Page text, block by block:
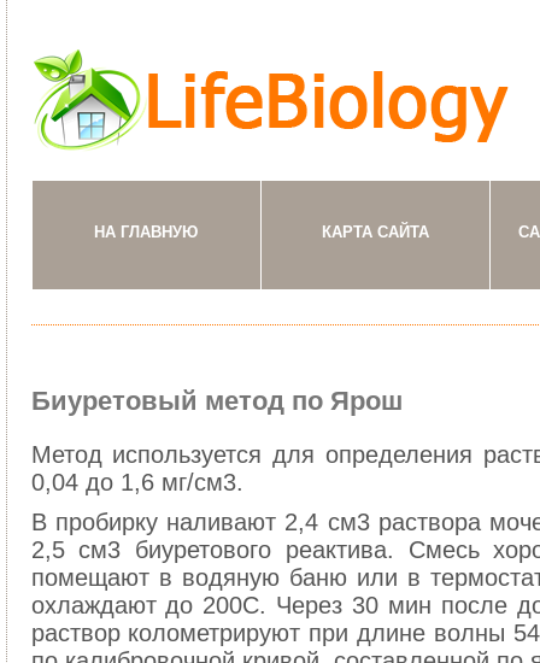
НА ГЛАВНУЮ КАРТА САЙТА
Биуретовый метод по Ярош
Метод используется для определения
0,04 до 1,6 мг/см3.
В пробирку наливают 2,4 см3 раствора
2,5 см3 биуретового реактива. Смесь
помещают в водяную баню или в
охлаждают до 200С. Через 30 мин после
раствор колометрируют при длине волны